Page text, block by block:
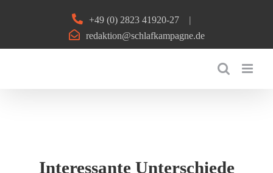
+49 (0) 2823 41920-27
|
redaktion@schlafkampagne.de
Interessante Unterschiede